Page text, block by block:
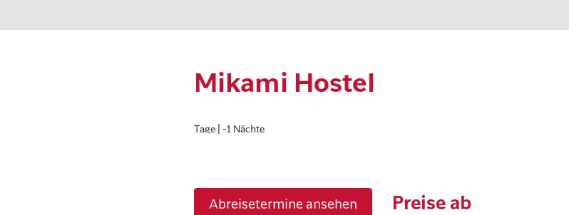
Mikami Hostel
Tage | -1 Nächte
Abreisetermine ansehen Preise ab